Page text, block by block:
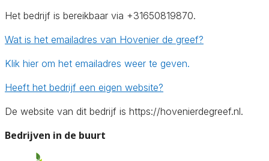
Het bedrijf is bereikbaar via +31650819870.
Wat is het emailadres van Hovenier de greef?
Klik hier om het emailadres weer te geven.
Heeft het bedrijf een eigen website?
De website van dit bedrijf is https://hovenierdegreef.nl.
Bedrijven in de buurt